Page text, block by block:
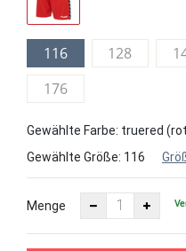
116 128
176
Gewählte Farbe: truered
Gewählte Größe: 116
Menge